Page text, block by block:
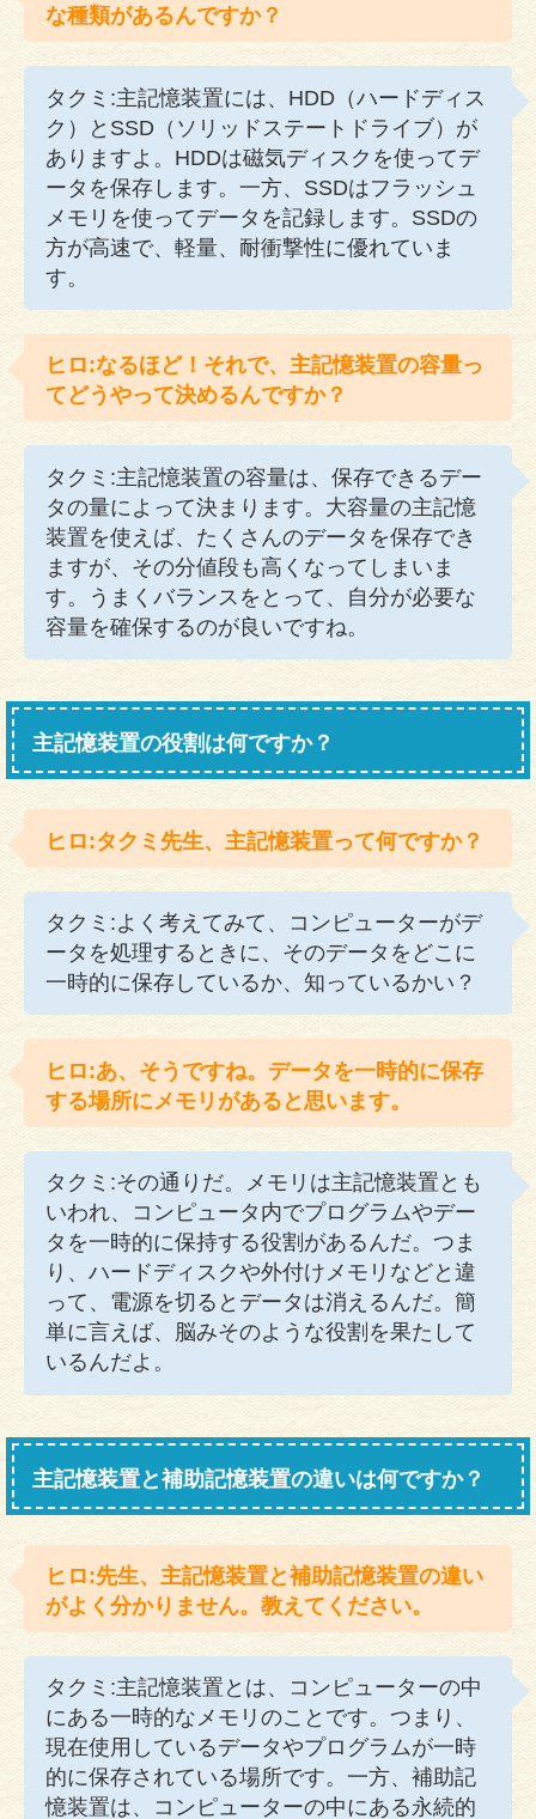
な種類があるんですか？
タクミ:主記憶装置には、HDD（ハードディス
ク）とSSD（ソリッドステートドライブ）が
ありますよ。HDDは磁気ディスクを使ってデ
ータを保存します。一方、SSDはフラッシュ
メモリを使ってデータを記録します。SSDの
方が高速で、軽量、耐衝撃性に優れていま
す。
ヒロ:なるほど！それで、主記憶装置の容量っ
てどうやって決めるんですか？
タクミ:主記憶装置の容量は、保存できるデー
タの量によって決まります。大容量の主記憶
装置を使えば、たくさんのデータを保存でき
ますが、その分値段も高くなってしまいま
す。うまくバランスをとって、自分が必要な
容量を確保するのが良いですね。
主記憶装置の役割は何ですか？
ヒロ:タクミ先生、主記憶装置って何ですか？
タクミ:よく考えてみて、コンピューターがデ
ータを処理するときに、そのデータをどこに
一時的に保存しているか、知っているかい？
ヒロ:あ、そうですね。データを一時的に保存
する場所にメモリがあると思います。
タクミ:その通りだ。メモリは主記憶装置とも
いわれ、コンピュータ内でプログラムやデー
タを一時的に保持する役割があるんだ。つま
り、ハードディスクや外付けメモリなどと違
って、電源を切るとデータは消えるんだ。簡
単に言えば、脳みそのような役割を果たして
いるんだよ。
主記憶装置と補助記憶装置の違いは何ですか？
ヒロ:先生、主記憶装置と補助記憶装置の違い
がよく分かりません。教えてください。
タクミ:主記憶装置とは、コンピューターの中
にある一時的なメモリのことです。つまり、
現在使用しているデータやプログラムが一時
的に保存されている場所です。一方、補助記
憶装置は、コンピューターの中にある永続的